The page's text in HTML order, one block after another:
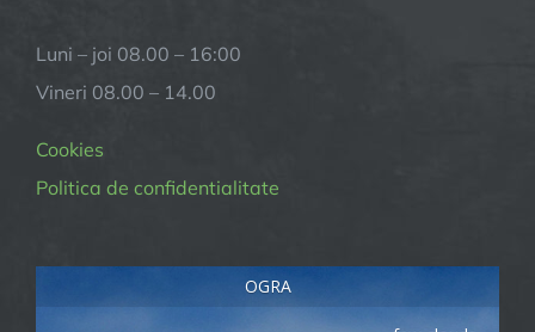
Luni – joi 08.00 – 16:00
Vineri 08.00 – 14.00
Cookies
Politica de confidentialitate
OGRA